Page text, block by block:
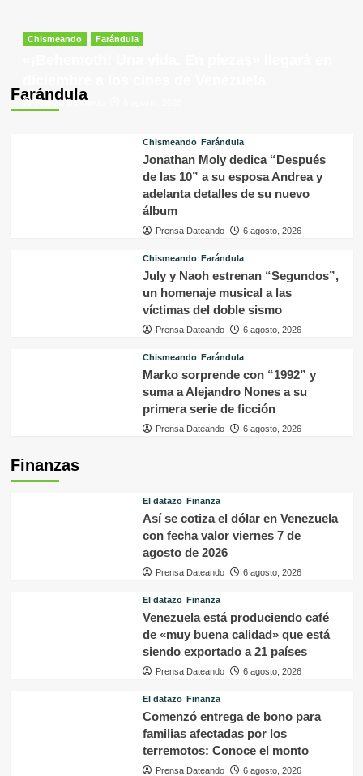
Farándula
Chismeando Farándula
Prensa Dateando
Chismeando Farándula
Jonathan Moly dedica “Después
de las 10” a su esposa Andrea y
adelanta detalles de su nuevo
álbum
Prensa Dateando 6 agosto, 2026
Chismeando Farándula
July y Naoh estrenan “Segundos”,
un homenaje musical a las
víctimas del doble sismo
Prensa Dateando 6 agosto, 2026
Chismeando Farándula
Marko sorprende con “1992” y
suma a Alejandro Nones a su
primera serie de ficción
Prensa Dateando 6 agosto, 2026
Finanzas
El datazo Finanza
Así se cotiza el dólar en Venezuela
con fecha valor viernes 7 de
agosto de 2026
Prensa Dateando 6 agosto, 2026
El datazo Finanza
Venezuela está produciendo café
de «muy buena calidad» que está
siendo exportado a 21 países
Prensa Dateando 6 agosto, 2026
El datazo Finanza
Comenzó entrega de bono para
familias afectadas por los
terremotos: Conoce el monto
Prensa Dateando 6 agosto, 2026